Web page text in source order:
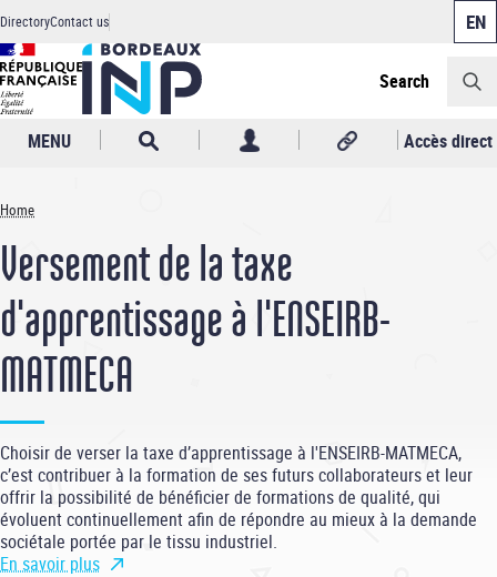
to
main
content
Header
DirectoryContact us
Search
MENU Accès direct
Breadcrumb
Home
Versement de la taxe
d'apprentissage à l'ENSEIRB-
MATMECA
Choisir de verser la taxe d’apprentissage à l'ENSEIRB-MATMECA,
c’est contribuer à la formation de ses futurs collaborateurs et leur
offrir la possibilité de bénéficier de formations de qualité, qui
évoluent continuellement afin de répondre au mieux à la demande
sociétale portée par le tissu industriel.
En savoir plus
Cookies management panel